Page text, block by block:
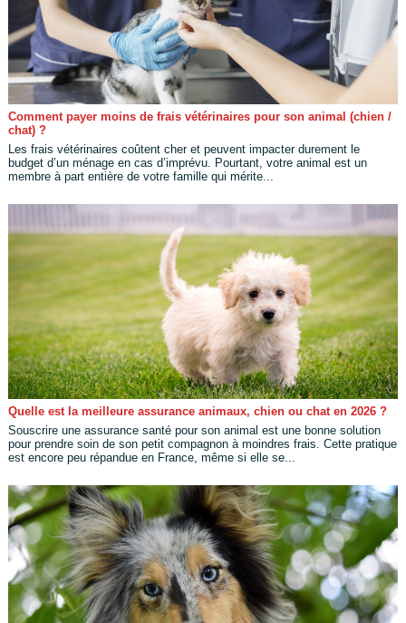
Comment payer moins de frais vétérinaires pour son animal (chien /
chat) ?
Les frais vétérinaires coûtent cher et peuvent impacter durement le
budget d’un ménage en cas d’imprévu. Pourtant, votre animal est un
membre à part entière de votre famille qui mérite...
Quelle est la meilleure assurance animaux, chien ou chat en 2026 ?
Souscrire une assurance santé pour son animal est une bonne solution
pour prendre soin de son petit compagnon à moindres frais. Cette pratique
est encore peu répandue en France, même si elle se...